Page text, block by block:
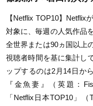
【Netflix TOP10】Netflix
対象に、毎週の人気作品
全世界または90ヵ国以上
視聴者時間を基に集計し
ップするのは2月14日か
『金魚妻』（英題：
「Netflix日本TOP10」